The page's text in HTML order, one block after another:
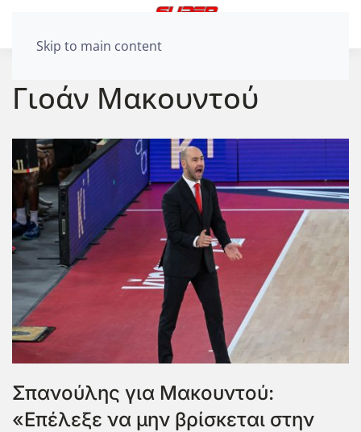
Skip to main content
Γιοάν Μακουντού
Σπανούλης για Μακουντού:
«Επέλεξε να μην βρίσκεται στην